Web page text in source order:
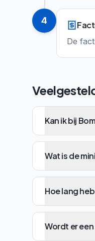
4
De
Kan ik bij
Wat is de
Hoe lang
Wordt er